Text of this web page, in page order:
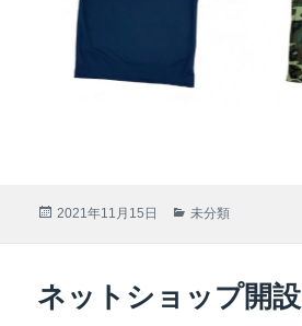
投
2021年11月15日
カ
ー
未分類
ネットショップ開設